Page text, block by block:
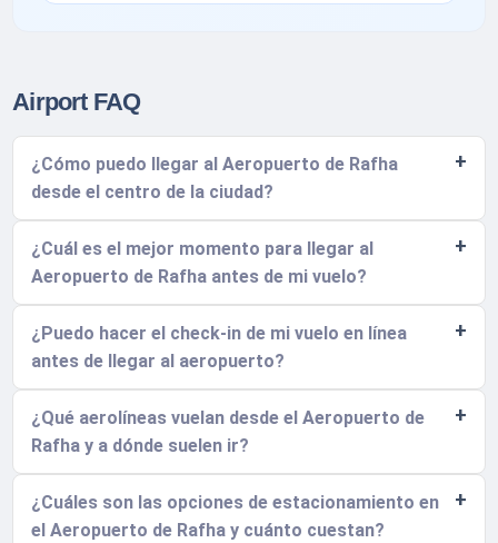
Airport FAQ
¿Cómo puedo llegar al Aeropuerto de Rafha
desde el centro de la ciudad?
¿Cuál es el mejor momento para llegar al
Aeropuerto de Rafha antes de mi vuelo?
¿Puedo hacer el check-in de mi vuelo en línea
antes de llegar al aeropuerto?
¿Qué aerolíneas vuelan desde el Aeropuerto de
Rafha y a dónde suelen ir?
¿Cuáles son las opciones de estacionamiento en
el Aeropuerto de Rafha y cuánto cuestan?